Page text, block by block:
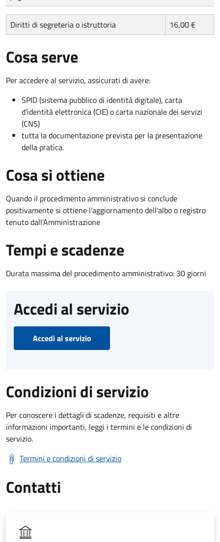
Diritti di segreteria o istruttoria 16,00 €
Cosa serve
Per accedere al servizio, assicurati di avere:
SPID (sistema pubblico di identità digitale), carta
d’identità elettronica (CIE) o carta nazionale dei servizi
(CNS)
tutta la documentazione prevista per la presentazione
della pratica.
Cosa si ottiene
Quando il procedimento amministrativo si conclude
positivamente si ottiene l'aggiornamento dell'albo o registro
tenuto dall'Amministrazione
Tempi e scadenze
Durata massima del procedimento amministrativo: 30 giorni
Accedi al servizio
Accedi al servizio
Condizioni di servizio
Per conoscere i dettagli di scadenze, requisiti e altre
informazioni importanti, leggi i termini e le condizioni di
servizio.
Termini e condizioni di servizio
Contatti